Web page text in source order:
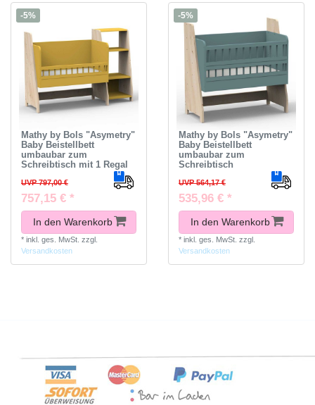
-5%
Mathy by Bols "Asymetry"
Baby Beistellbett
umbaubar zum
Schreibtisch mit 1 Regal
UVP 797,00 €
757,15 € *
In den Warenkorb
* inkl. ges. MwSt. zzgl.
Versandkosten
-5%
Mathy by Bols "Asymetry"
Baby Beistellbett
umbaubar zum
Schreibtisch
UVP 564,17 €
535,96 € *
In den Warenkorb
* inkl. ges. MwSt. zzgl.
Versandkosten